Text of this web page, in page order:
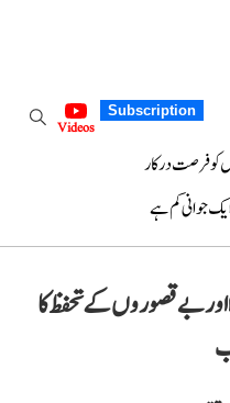
Subscription
Videos
کو فرصت درکار
جوانی کم ہے
بے قصوروں کے تحفظ کا